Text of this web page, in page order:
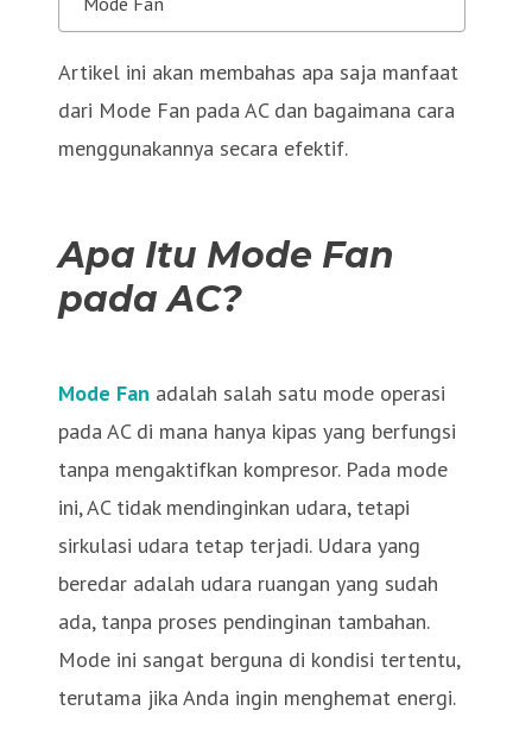
Artikel ini akan membahas apa saja manfaat
dari Mode Fan pada AC dan bagaimana cara
menggunakannya secara efektif.
Apa Itu Mode Fan
pada AC?
Mode Fan adalah salah satu mode operasi
pada AC di mana hanya kipas yang berfungsi
tanpa mengaktifkan kompresor. Pada mode
ini, AC tidak mendinginkan udara, tetapi
sirkulasi udara tetap terjadi. Udara yang
beredar adalah udara ruangan yang sudah
ada, tanpa proses pendinginan tambahan.
Mode ini sangat berguna di kondisi tertentu,
terutama jika Anda ingin menghemat energi.